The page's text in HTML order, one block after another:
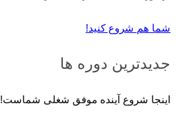
شما هم شروع کنید!
جدیدترین دوره‌ ها
اینجا شروع آینده موفق شغلی شماست!